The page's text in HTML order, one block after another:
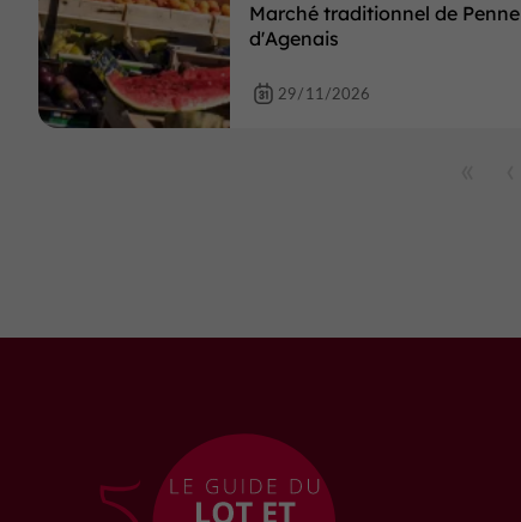
Marché traditionnel de Penne
d'Agenais
29/11/2026